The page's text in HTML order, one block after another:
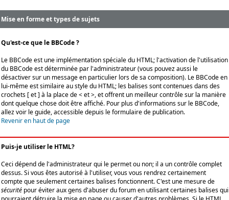
Mise en forme et types de sujets
Qu'est-ce que le BBCode ?
Le BBCode est une implémentation spéciale du HTML; l'activation de l'utilisation
du BBCode est déterminée par l'administrateur (vous pouvez aussi le
désactiver sur un message en particulier lors de sa composition). Le BBCode en
lui-même est similaire au style du HTML; les balises sont contenues dans des
crochets [ et ] à la place de < et >, et offrent un meilleur contrôle sur la manière
dont quelque chose doit être affiché. Pour plus d'informations sur le BBCode,
allez voir le guide, accessible depuis le formulaire de publication.
Revenir en haut de page
Puis-je utiliser le HTML?
Ceci dépend de l'administrateur qui le permet ou non; il a un contrôle complet
dessus. Si vous êtes autorisé à l'utiliser, vous vous rendrez certainement
compte que seulement certaines balises fonctionnent. C'est une mesure de
sécurité pour éviter aux gens d'abuser du forum en utilisant certaines balises qui